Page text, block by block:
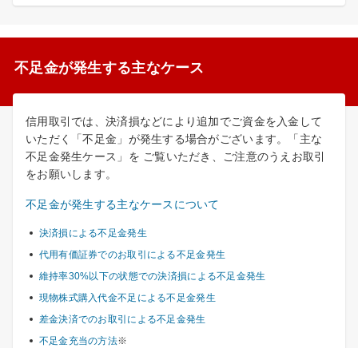
不足金が発生する主なケース
信用取引では、決済損などにより追加でご資金を入金して
いただく「不足金」が発生する場合がございます。「主な
不足金発生ケース」を ご覧いただき、ご注意のうえお取引
をお願いします。
不足金が発生する主なケースについて
決済損による不足金発生
代用有価証券でのお取引による不足金発生
維持率30%以下の状態での決済損による不足金発生
現物株式購入代金不足による不足金発生
差金決済でのお取引による不足金発生
不足金充当の方法※